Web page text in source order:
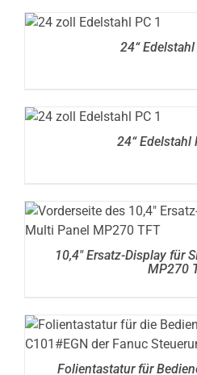
DETAILS
24“
DETAILS
24“ Edelstahl
DETAILS
10,4″ Ersatz-Display für
MP270
DETAILS
Folientastatur für